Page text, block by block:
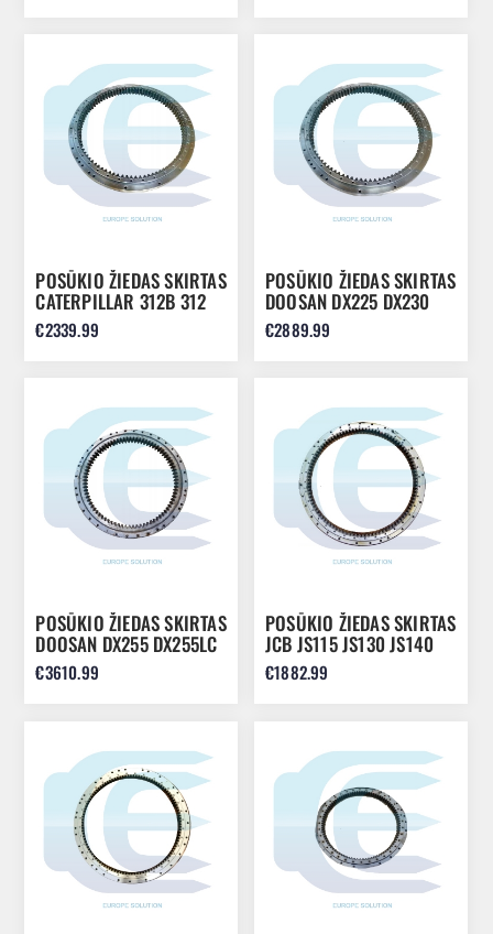
POSŪKIO ŽIEDAS SKIRTAS
CATERPILLAR 312B 312
311 6I6411 1362884 136-
2884
€2339.99
POSŪKIO ŽIEDAS SKIRTAS
DOOSAN DX225 DX230
DX210W 109-00162
€2889.99
POSŪKIO ŽIEDAS SKIRTAS
DOOSAN DX255 DX255LC
K1010505
€3610.99
POSŪKIO ŽIEDAS SKIRTAS
JCB JS115 JS130 JS140
JS145 332/K8067
€1882.99